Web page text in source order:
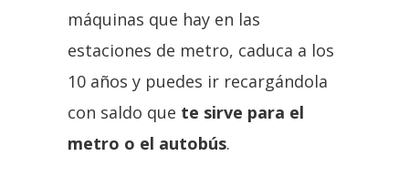
máquinas que hay en las
estaciones de metro, caduca a los
10 años y puedes ir recargándola
con saldo que te sirve para el
metro o el autobús.